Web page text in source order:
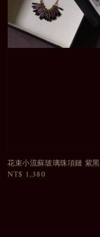
花束小流蘇玻璃珠項鏈 紫黑
Regular
NT$ 1,380